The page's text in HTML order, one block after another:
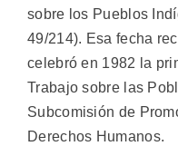
sobre los Pueblos
49/214). Esa fecha
celebró en 1982 la
Trabajo sobre las
Subcomisión de
Derechos Humanos.